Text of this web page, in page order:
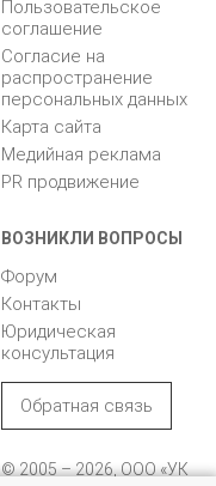
Пользовательское
соглашение
Согласие на
распространение
персональных данных
Карта сайта
Медийная реклама
PR продвижение
ВОЗНИКЛИ ВОПРОСЫ
Форум
Контакты
Юридическая
консультация
Обратная связь
© 2005 – 2026, ООО «УК